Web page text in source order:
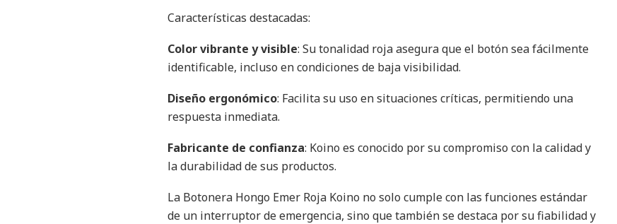
Características destacadas:
Color vibrante y visible: Su tonalidad roja asegura que el botón sea fácilmente
identificable, incluso en condiciones de baja visibilidad.
Diseño ergonómico: Facilita su uso en situaciones críticas, permitiendo una
respuesta inmediata.
Fabricante de confianza: Koino es conocido por su compromiso con la calidad y
la durabilidad de sus productos.
La Botonera Hongo Emer Roja Koino no solo cumple con las funciones estándar
de un interruptor de emergencia, sino que también se destaca por su fiabilidad y